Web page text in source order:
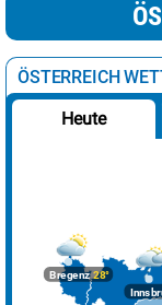
ÖSTERREICH
Heute
Bregenz28°